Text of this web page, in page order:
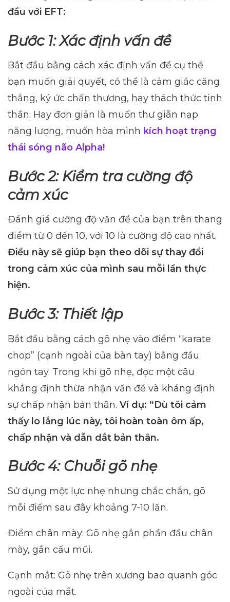
đầu với EFT:
Bước 1: Xác định vấn đề
Bắt đầu bằng cách xác định vấn đề cụ thể
bạn muốn giải quyết, có thể là cảm giác căng
thẳng, ký ức chấn thương, hay thách thức tinh
thần. Hay đơn giản là muốn thư giãn nạp
năng lượng, muốn hòa mình kích hoạt trạng
thái sóng não Alpha!
Bước 2: Kiểm tra cường độ
cảm xúc
Đánh giá cường độ văn đề của bạn trên thang
điểm từ 0 đến 10, với 10 là cường độ cao nhất.
Điều này sẽ giúp bạn theo dõi sự thay đổi
trong cảm xúc của mình sau mỗi lần thực
hiện.
Bước 3: Thiết lập
Bắt đầu bằng cách gõ nhẹ vào điểm “karate
chop” (cạnh ngoài của bàn tay) bằng đầu
ngón tay. Trong khi gõ nhẹ, đọc một câu
khẳng định thừa nhận văn đề và kháng định
sự chấp nhận bản thân. Ví dụ: “Dù tôi cảm
thấy lo lắng lúc này, tôi hoàn toàn ôm ấp,
chấp nhận và dẫn dắt bản thân.
Bước 4: Chuỗi gõ nhẹ
Sử dụng một lực nhẹ nhưng chắc chắn, gõ
mỗi điểm sau đây khoảng 7-10 lăn.
Điểm chân mày: Gõ nhẹ gắn phần đầu chân
mày, gắn cấu mũi.
Cạnh mắt: Gõ nhẹ trên xương bao quanh góc
ngoài của mắt.